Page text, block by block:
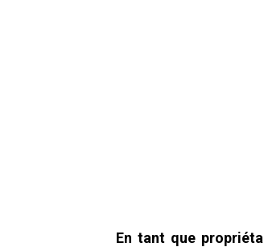
En tant que